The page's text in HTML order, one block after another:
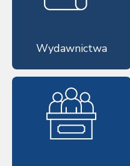
Wydawnictwa